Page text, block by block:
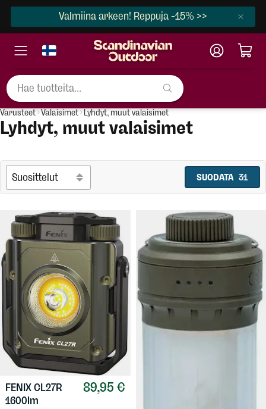
Valmiina arkeen! Reppuja -15% >>
Varusteet Valaisimet Lyhdyt, muut valaisimet
Lyhdyt, muut valaisimet
SUODATA 31
89,95 €
FENIXCL27R
1600lm